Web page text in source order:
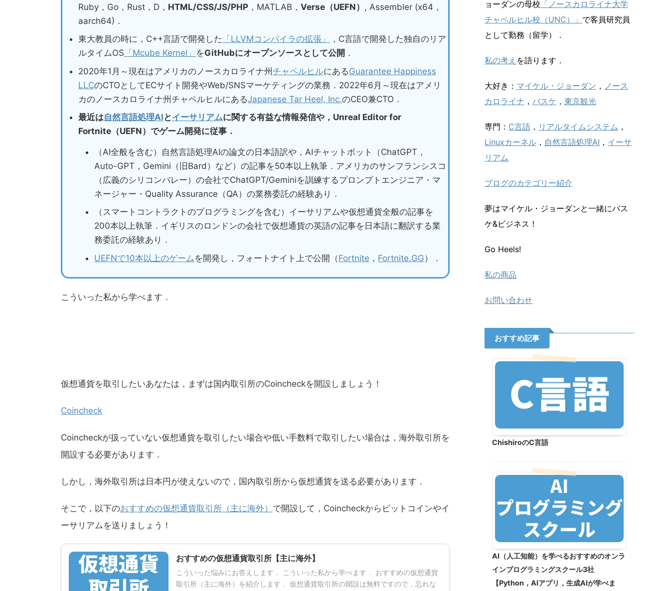
Ruby，Go，Rust，D， HTML/CSS/JS/PHP ，MATLAB， Verse（UEFN） , Assembler (x64，
aarch64)．
東大教員の時に，C++言語で開発した 「LLVMコンパイラの拡張」
，C言語で開発した独自のリア
ルタイムOS 「Mcube Kernel」 をGitHubにオープンソースとして公開 ．
2020年1月～現在はアメリカのノースカロライナ州 チャペルヒルにあるGuarantee Happiness
LLCのCTOとしてECサイト開発やWeb/SNSマーケティングの業務．2022年6月～現在はアメリ
カのノースカロライナ州チャペルヒルにあるJapanese Tar Heel, Inc.のCEO兼CTO．
最近は自然言語処理AI と イーサリアムに関する有益な情報発信や，Unreal Editor for
Fortnite（UEFN）でゲーム開発に従事．
（AI全般を含む）自然言語処理AIの論文の日本語訳や，AIチャットボット（ChatGPT，
Auto-GPT，Gemini（旧Bard）など）の記事を50本以上執筆．アメリカのサンフランシスコ
（広義のシリコンバレー）の会社でChatGPT/Geminiを訓練するプロンプトエンジニア・マ
ネージャー・Quality Assurance（QA）の業務委託の経験あり．
（スマートコントラクトのプログラミングを含む）イーサリアムや仮想通貨全般の記事を
200本以上執筆．イギリスのロンドンの会社で仮想通貨の英語の記事を日本語に翻訳する業
務委託の経験あり．
UEFNで10本以上のゲーム を開発し，フォートナイト上で公開（Fortnite ， Fortnite.GG）．
こういった私から学べます．
仮想通貨を取引したいあなたは，まずは国内取引所のCoincheckを開設しましょう！
Coincheck
Coincheckが扱っていない仮想通貨を取引したい場合や低い手数料で取引したい場合は，海外取引所を
開設する必要があります．
しかし，海外取引所は日本円が使えないので，国内取引所から仮想通貨を送る必要があります．
そこで，以下のおすすめの仮想通貨取引所（主に海外） で開設して，Coincheckからビットコインやイ
ーサリアムを送りましょう！
おすすめの仮想通貨取引所【主に海外】
こういった悩みにお答えします． こういった私から学べます． おすすめの仮想通貨
取引所（主に海外）を紹介します． 仮想通貨取引所の開設は無料ですので，忘れな
ョーダンの母校 「ノースカロライナ大学
チャペルヒル校（UNC）」 で客員研究員
として勤務（留学）．
私の考え を語ります．
大好き： マイケル・ジョーダン ， ノース
カロライナ ， バスケ ， 東京観光
専門： C言語 ， リアルタイムシステム ，
Linuxカーネル ， 自然言語処理AI ， イーサ
リアム
ブログのカテゴリー紹介
夢はマイケル・ジョーダンと一緒にバス
ケ&ビジネス！
Go Heels!
私の商品
お問い合わせ
おすすめ記事
ChishiroのC言語
AI（人工知能）を学べるおすすめのオンラ
インプログラミングスクール3社
【Python，AIアプリ，生成AIが学べま